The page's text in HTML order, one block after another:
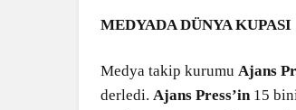
MEDYADA DÜNYA KUPASI
Medya takip kurumuAjans
derledi.Ajans Press’in15